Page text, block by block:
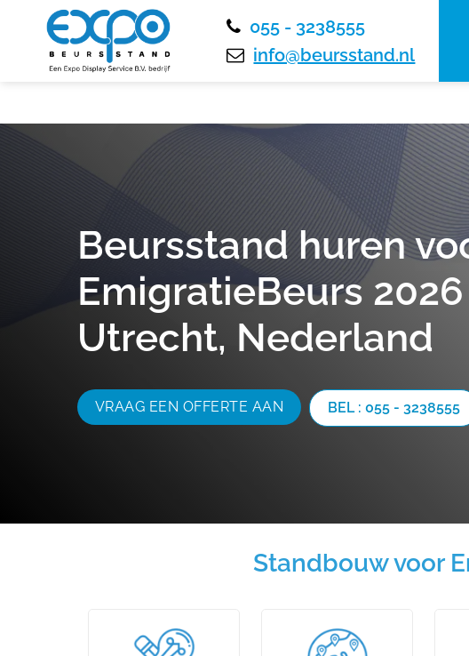
055 - 3238555
info@beursstand.nl
Beursstand huren
EmigratieBeurs
Utrecht, Nederland
VRAAG EEN OFFERTE AAN BEL : 055 - 3238555
Standbouw voor